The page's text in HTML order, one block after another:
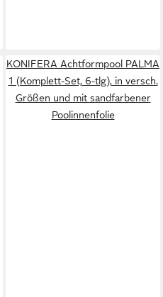
KONIFERA Achtformpool PALMA
1 (Komplett-Set, 6-tlg), in versch.
Größen und mit sandfarbener
Poolinnenfolie